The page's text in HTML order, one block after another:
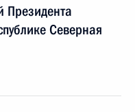
Президента
Северная